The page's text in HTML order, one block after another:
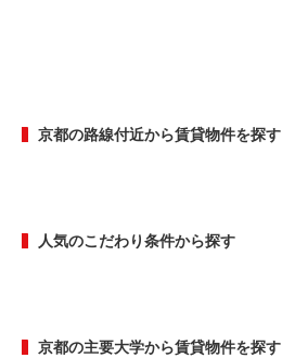
京都の路線付近から賃貸物件を探す
人気のこだわり条件から探す
京都の主要大学から賃貸物件を探す